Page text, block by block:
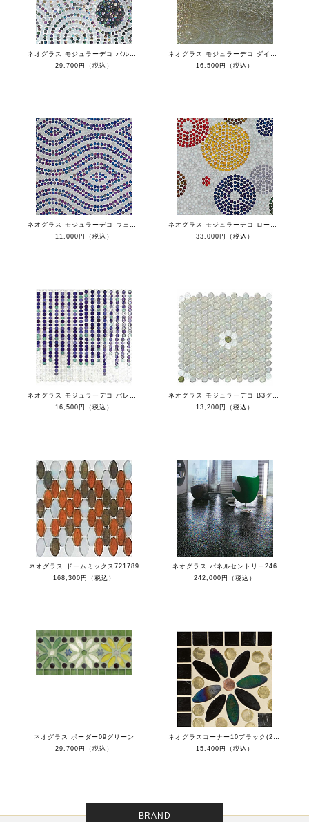
ネオグラス モジュラーデコ バルトリクス
29,700円（税込）
ネオグラス モジュラーデコ ダイアナフラックス
16,500円（税込）
ネオグラス モジュラーデコ ウェーブ
11,000円（税込）
ネオグラス モジュラーデコ ローリー
33,000円（税込）
ネオグラス モジュラーデコ バレルズ513
16,500円（税込）
ネオグラス モジュラーデコ B3グリーン
13,200円（税込）
ネオグラス ドームミックス721789
168,300円（税込）
ネオグラス パネルセントリー246
242,000円（税込）
ネオグラス ボーダー09グリーン
29,700円（税込）
ネオグラスコーナー10ブラック(2辺キューブ無し)
15,400円（税込）
BRAND